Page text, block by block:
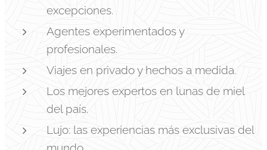
excepciones.
Agentes experimentados y
profesionales.
Viajes en privado y hechos a medida.
Los mejores expertos en lunas de miel
del país.
Lujo: las experiencias más exclusivas del